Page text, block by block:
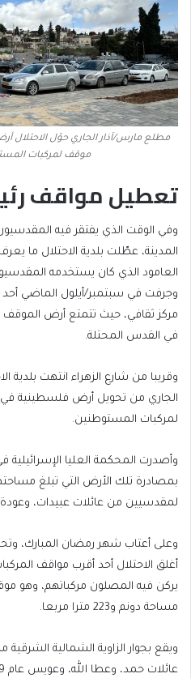
مطلع مارس/آذار الجاري حوّل الاحتلال
موقف لمركبات
تعطيل مواقف
وفي الوقت الذي يفتقر فيه
المدينة، عطّلت بلدية الاحتلال ما
العامود الذي كان يستخدمه
وجرفت في سبتمبر/أيلول الماضي أحد
مركز ثقافي، حيث تتمتع أرض
في القدس المحتلة.
وقريبا من شارع الزهراء انتهت بلدية
الجاري من تحويل أرض فلسطينية
لمركبات المستوطنين.
وأصدرت المحكمة العليا الإسرائيلية
لمقدسيين من عائلات عبيدات،
أغلق الاحتلال أحد أقرب مواقف
يركن فيه المصلون مركباتهم، وهو
مساحة دونم و223 مترا مربعا.
ويقع بجوار الزاوية الشمالية